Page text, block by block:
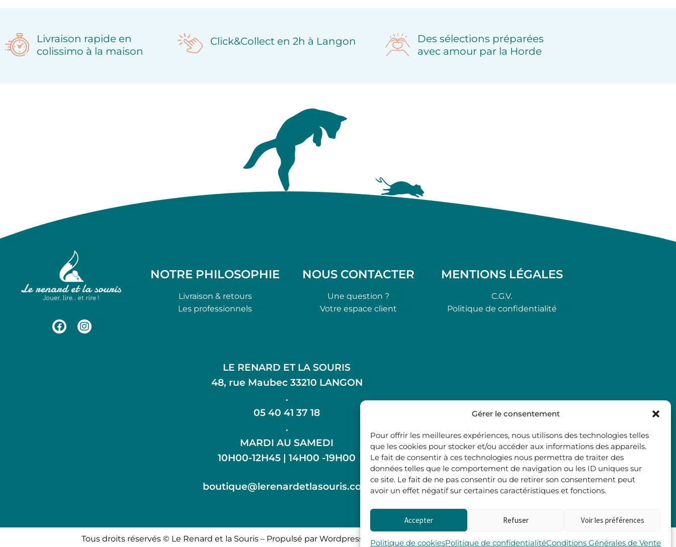
Gérer le consentement
Pour offrir les meilleures expériences, nous utilisons des technologies telles
que les cookies pour stocker et/ou accéder aux informations des appareils.
Le fait de consentir à ces technologies nous permettra de traiter des
données telles que le comportement de navigation ou les ID uniques sur
ce site. Le fait de ne pas consentir ou de retirer son consentement peut
avoir un effet négatif sur certaines caractéristiques et fonctions.
Accepter Refuser Voir les préférences
Politique de cookiesPolitique de confidentialitéConditions Générales de Vente
Livraison rapide en
colissimo à la maison
Click&Collect en 2h à Langon
Des sélections préparées
avec amour par la Horde
NOTRE PHILOSOPHIE
Livraison & retours
Les professionnels
NOUS CONTACTER
Une question ?
Votre espace client
MENTIONS LÉGALES
C.G.V.
Politique de confidentialité
LE RENARD ET LA SOURIS
48, rue Maubec 33210 LANGON
.
05 40 41 37 18
.
MARDI AU SAMEDI
10H00-12H45 | 14H00 -19H00
boutique@lerenardetlasouris.com
Tous droits réservés © Le Renard et la Souris – Propulsé par Wordpress & Piloté par l’agence Les 2 Rives